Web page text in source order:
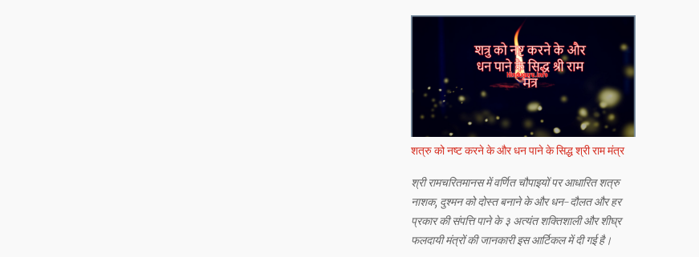
शत्रु को नष्ट करने के और धन पाने के सिद्ध श्री राम मंत्र
श्री रामचरितमानस में वर्णित चौपाइयों पर आधारित शत्रु
नाशक, दुश्मन को दोस्त बनाने के और धन-दौलत और हर
प्रकार की संपत्ति पाने के ३ अत्यंत शक्तिशाली और शीघ्र
फलदायी मंत्रों की जानकारी इस आर्टिकल में दी गई है।